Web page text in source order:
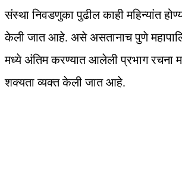
संस्था निवडणुका पुढील काही महिन्यांत
केली जात आहे. असे असतानाच पुणे
मध्ये अंतिम करण्यात आलेली प्रभाग रचना
शक्यता व्यक्त केली जात आहे.